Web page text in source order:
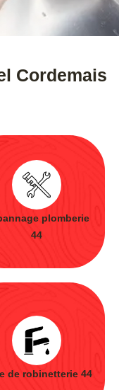
Cordemais
plomberie
44
de robinetterie 44